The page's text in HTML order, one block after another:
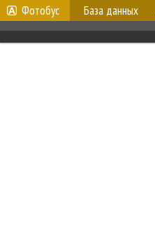
Фотобус База данных